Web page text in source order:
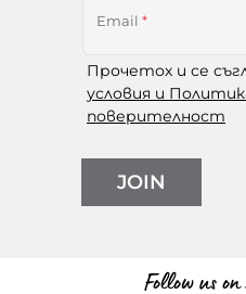
Email *
Прочетох и се
условия и
поверителност
JOIN
Follow us